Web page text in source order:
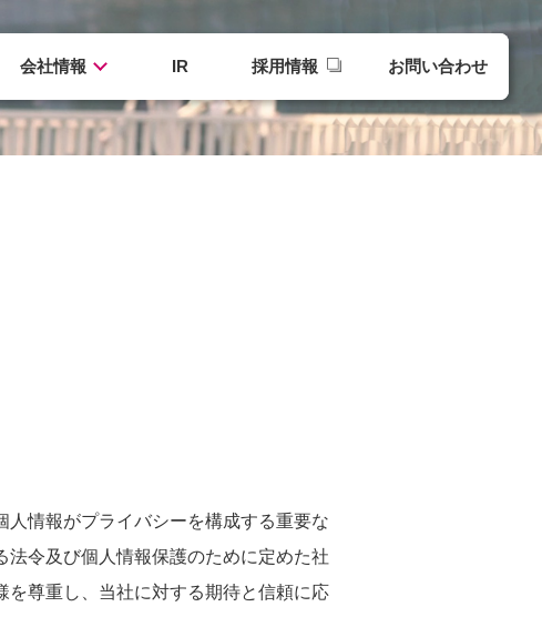
会社情報 IR 採用情報 お問い合わせ
情報がプライバシーを構成する重要な
令及び個人情報保護のために定めた社
尊重し、当社に対する期待と信頼に応